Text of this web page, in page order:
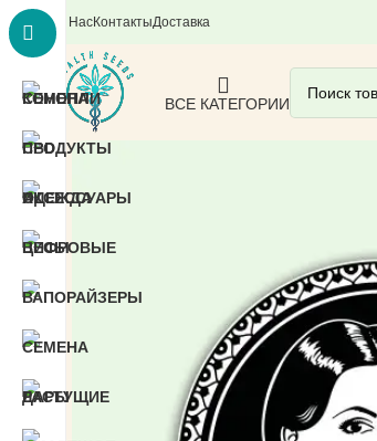
О НасКонтактыДоставка
ВСЕ КАТЕГОРИИ